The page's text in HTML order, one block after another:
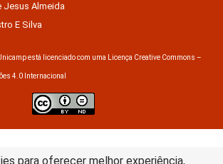
para oferecer melhor experiência,
Jesus Almeida
E Silva
está licenciado com uma Licença Creative Commons –
4.0 Internacional